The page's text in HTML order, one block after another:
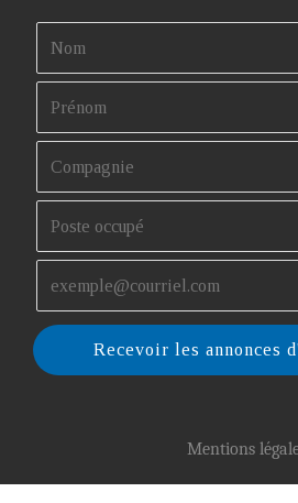
Recevoir les annonces
Mentions